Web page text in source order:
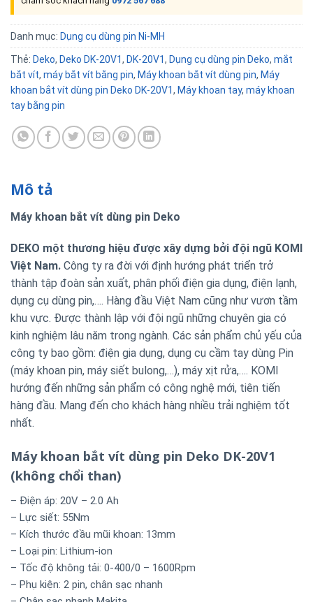
Danh mục: Dụng cụ dùng pin Ni-MH
Thẻ: Deko, Deko DK-20V1, DK-20V1, Dụng cụ dùng pin Deko, mắt
bắt vít, máy bắt vít bằng pin, Máy khoan bắt vít dùng pin, Máy
khoan bắt vít dùng pin Deko DK-20V1, Máy khoan tay, máy khoan
tay bằng pin
Mô tả
Máy khoan bắt vít dùng pin Deko
DEKO một thương hiệu được xây dựng bởi đội ngũ KOMI
Việt Nam. Công ty ra đời với định hướng phát triển trở
thành tập đoàn sản xuất, phân phối điện gia dụng, điện lạnh,
dụng cụ dùng pin,…. Hàng đầu Việt Nam cũng như vươn tầm
khu vực. Được thành lập với đội ngũ những chuyên gia có
kinh nghiệm lâu năm trong ngành. Các sản phẩm chủ yếu của
công ty bao gồm: điện gia dụng, dụng cụ cầm tay dùng Pin
(máy khoan pin, máy siết bulong,…), máy xịt rửa,…. KOMI
hướng đến những sản phẩm có công nghệ mới, tiên tiến
hàng đầu. Mang đến cho khách hàng nhiều trải nghiệm tốt
nhất.
Máy khoan bắt vít dùng pin Deko DK-20V1
(không chổi than)
– Điện áp: 20V – 2.0 Ah
– Lực siết: 55Nm
– Kích thước đầu mũi khoan: 13mm
– Loại pin: Lithium-ion
– Tốc độ không tải: 0-400/0 – 1600Rpm
– Phụ kiện: 2 pin, chân sạc nhanh